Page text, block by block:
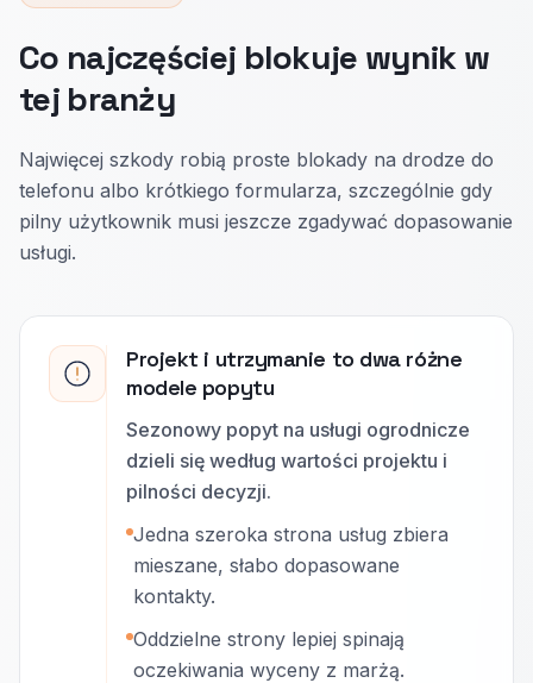
Co najczęściej blokuje wynik w
tej branży
Najwięcej szkody robią proste blokady na drodze do
telefonu albo krótkiego formularza, szczególnie gdy
pilny użytkownik musi jeszcze zgadywać dopasowanie
usługi.
Projekt i utrzymanie to dwa różne
modele popytu
Sezonowy popyt na usługi ogrodnicze
dzieli się według wartości projektu i
pilności decyzji.
Jedna szeroka strona usług zbiera
mieszane, słabo dopasowane
kontakty.
Oddzielne strony lepiej spinają
oczekiwania wyceny z marżą.